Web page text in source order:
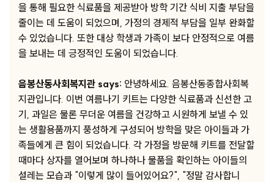
을 통해 필요한 식료품을 제공받아 방학 기간 식비 지출 부담을
줄이는 데 도움이 되었으며, 가정의 경제적 부담을 일부 완화할
수 있었습니다. 또한 대상 학생과 가족이 보다 안정적으로 여름
을 보내는 데 긍정적인 도움이 되었습니다.
음봉산동사회복지관 says: 안녕하세요. 음봉산동종합사회복
지관입니다. 이번 여름나기 키트는 다양한 식료품과 신선한 고
기, 과일은 물론 무더운 여름을 건강하고 시원하게 보낼 수 있
는 생활용품까지 풍성하게 구성되어 방학을 맞은 아이들과 가
족들에게 큰 힘이 되었습니다. 각 가정을 방문해 키트를 전달할
때마다 상자를 열어보며 하나하나 물품을 확인하는 아이들의
설레는 모습과 "이렇게 많이 들어있어요?", "정말 감사합니